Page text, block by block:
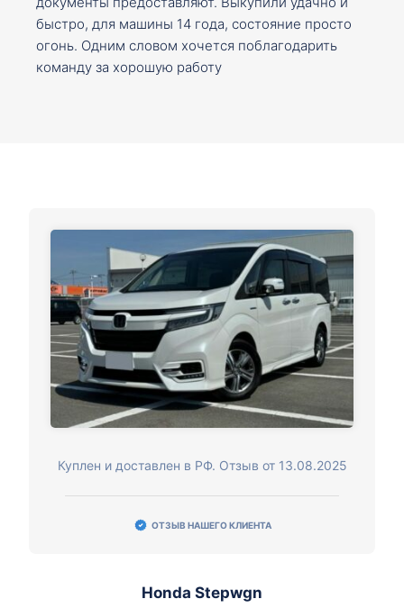
быстро, для машины 14 года, состояние просто
огонь. Одним словом хочется поблагодарить
команду за хорошую работу
Куплен и доставлен в РФ. Отзыв от 13.08.2025
ОТЗЫВ НАШЕГО КЛИЕНТА
Honda Stepwgn